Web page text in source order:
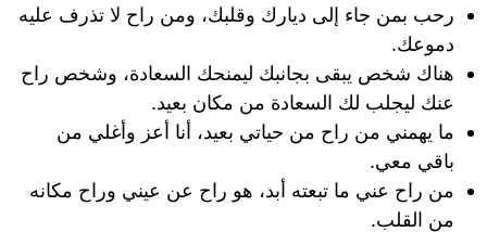
رحب بمن جاء إلى ديارك وقلبك، ومن راح لا تذرف عليه
دموعك.
هناك شخص يبقى بجانبك ليمنحك السعادة، وشخص راح
عنك ليجلب لك السعادة من مكان بعيد.
ما يهمني من راح من حياتي بعيد، أنا أعز وأغلي من
باقي معي.
من راح عني ما تبعته أبد، هو راح عن عيني وراح مكانه
من القلب.